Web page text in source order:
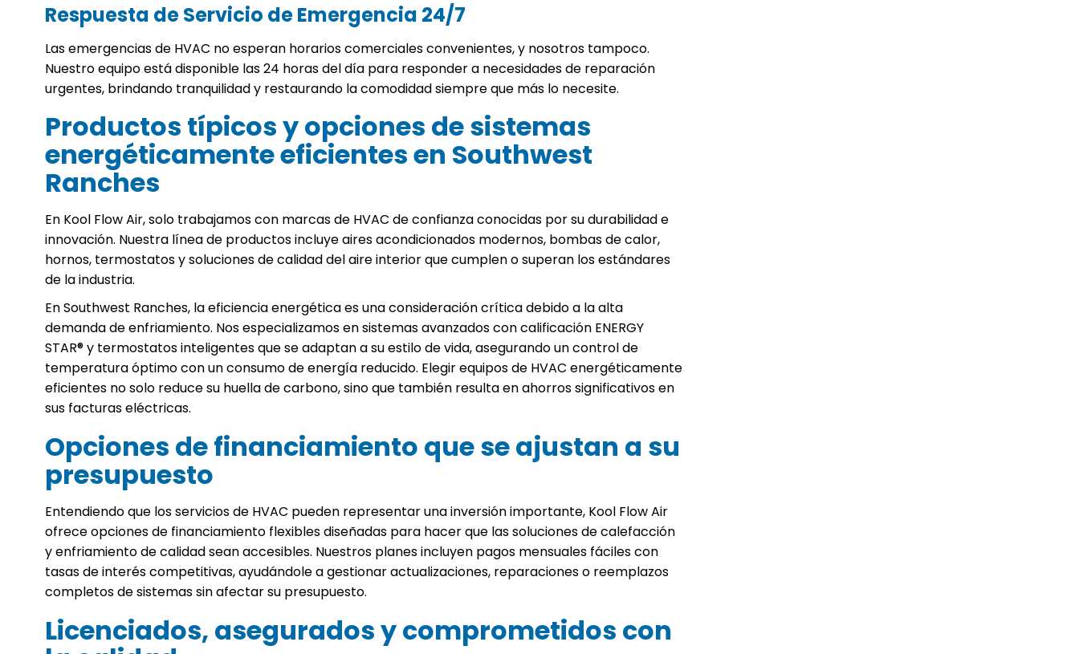
Respuesta de Servicio de Emergencia 24/7
Las emergencias de HVAC no esperan horarios comerciales convenientes, y nosotros tampoco.
Nuestro equipo está disponible las 24 horas del día para responder a necesidades de reparación
urgentes, brindando tranquilidad y restaurando la comodidad siempre que más lo necesite.
Productos típicos y opciones de sistemas
energéticamente eficientes en Southwest
Ranches
En Kool Flow Air, solo trabajamos con marcas de HVAC de confianza conocidas por su durabilidad e
innovación. Nuestra línea de productos incluye aires acondicionados modernos, bombas de calor,
hornos, termostatos y soluciones de calidad del aire interior que cumplen o superan los estándares
de la industria.
En Southwest Ranches, la eficiencia energética es una consideración crítica debido a la alta
demanda de enfriamiento. Nos especializamos en sistemas avanzados con calificación ENERGY
STAR® y termostatos inteligentes que se adaptan a su estilo de vida, asegurando un control de
temperatura óptimo con un consumo de energía reducido. Elegir equipos de HVAC energéticamente
eficientes no solo reduce su huella de carbono, sino que también resulta en ahorros significativos en
sus facturas eléctricas.
Opciones de financiamiento que se ajustan a su
presupuesto
Entendiendo que los servicios de HVAC pueden representar una inversión importante, Kool Flow Air
ofrece opciones de financiamiento flexibles diseñadas para hacer que las soluciones de calefacción
y enfriamiento de calidad sean accesibles. Nuestros planes incluyen pagos mensuales fáciles con
tasas de interés competitivas, ayudándole a gestionar actualizaciones, reparaciones o reemplazos
completos de sistemas sin afectar su presupuesto.
Licenciados, asegurados y comprometidos con